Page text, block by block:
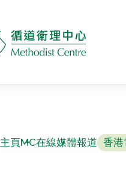
主頁MC在線媒體報道 香港